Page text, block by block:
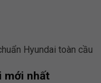
Hyundai toàn cầu
mới nhất